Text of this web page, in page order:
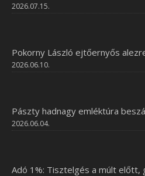
2026.07.15.
Pokorny László ejtőernyős
2026.06.10.
Pászty hadnagy emléktúra
2026.06.04.
Adó 1%: Tisztelgés a múlt előtt,